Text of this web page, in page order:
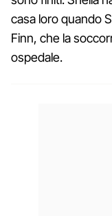
casa loro quando
Finn, che la
ospedale.